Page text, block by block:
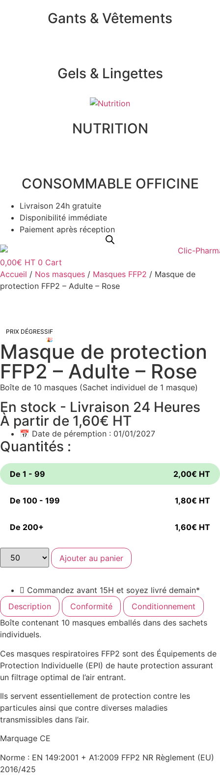
Gants & Vêtements
Gels & Lingettes
NUTRITION
CONSOMMABLE OFFICINE
Livraison 24h gratuite
Disponibilité immédiate
Paiement après réception
0,00€ HT 0 Cart
Accueil / Nos masques / Masques FFP2 / Masque de
protection FFP2 – Adulte – Rose
PRIX DÉGRESSIF
🎉
Masque de protection
FFP2 – Adulte – Rose
Boîte de 10 masques (Sachet individuel de 1 masque)
En stock - Livraison 24 Heures
À partir de 1,60€ HT
📅 Date de péremption : 01/01/2027
Quantités :
De 1 - 99 2,00€ HT
De 100 - 199 1,80€ HT
De 200+ 1,60€ HT
Ajouter au panier
Commandez avant 15H et soyez livré demain*
Description
Conformité
Conditionnement
Boîte contenant 10 masques emballés dans des sachets
individuels.
Ces masques respiratoires FFP2 sont des Équipements de
Protection Individuelle (EPI) de haute protection assurant
un filtrage optimal de l’air entrant.
Ils servent essentiellement de protection contre les
particules ainsi que contre diverses maladies
transmissibles dans l’air.
Marquage CE
Norme : EN 149:2001 + A1:2009 FFP2 NR Règlement (EU)
2016/425